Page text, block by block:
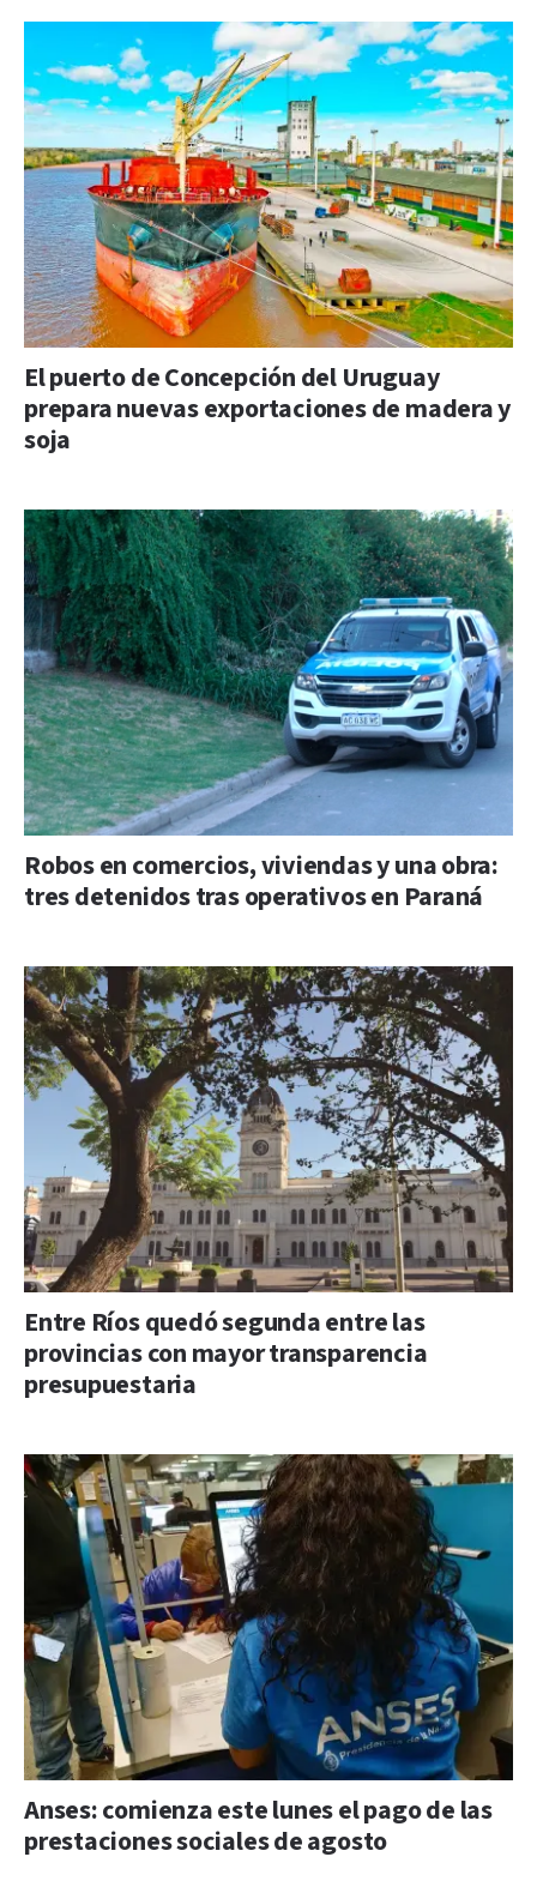
El puerto de Concepción del Uruguay
prepara nuevas exportaciones de madera y
soja
Robos en comercios, viviendas y una obra:
tres detenidos tras operativos en Paraná
Entre Ríos quedó segunda entre las
provincias con mayor transparencia
presupuestaria
Anses: comienza este lunes el pago de las
prestaciones sociales de agosto